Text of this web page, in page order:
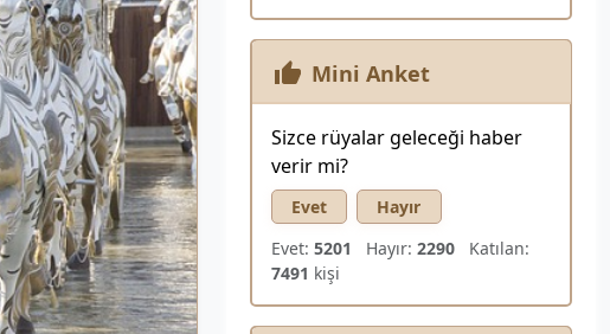
Mini Anket
Sizce rüyalar geleceği haber
verir mi?
Evet
Hayır
Evet: 5201 Hayır: 2290Katılan:
7491 kişi